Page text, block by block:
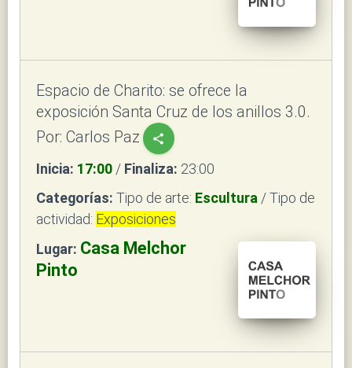
Espacio de Charito: se ofrece la
exposición Santa Cruz de los anillos 3.0.
Por: Carlos Paz
share
Inicia: 17:00 / Finaliza: 23:00
Categorías: Tipo de arte: Escultura / Tipo de
actividad: Exposiciones
Lugar: Casa Melchor
Pinto